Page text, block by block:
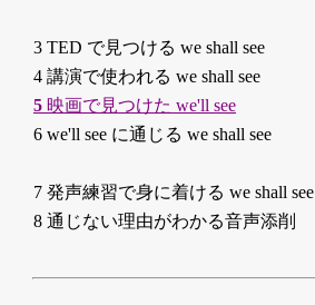
3 TED で見つける we shall see
4 講演で使われる we shall see
5 映画で見つけた we'll see
6 we'll see に通じる we shall see
7 発声練習で身に着ける we shall see
8 通じない理由がわかる音声添削